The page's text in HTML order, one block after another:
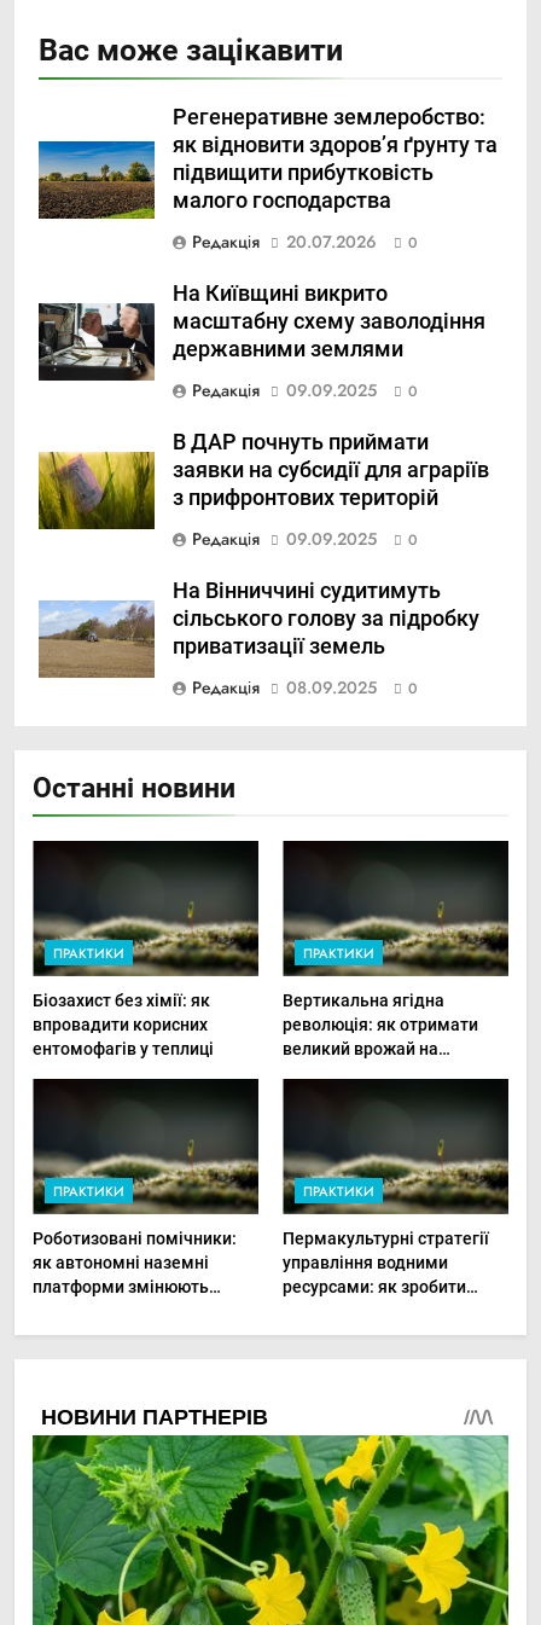
Вас може зацікавити
Регенеративне землеробство:
як відновити здоров’я ґрунту та
підвищити прибутковість
малого господарства
Редакція
20.07.2026 0
На Київщині викрито
масштабну схему заволодіння
державними землями
Редакція
09.09.2025 0
В ДАР почнуть приймати
заявки на субсидії для аграріїв
з прифронтових територій
Редакція
09.09.2025 0
На Вінниччині судитимуть
сільського голову за підробку
приватизації земель
Редакція
08.09.2025 0
Останні новини
ПРАКТИКИ
Біозахист без хімії: як
впровадити корисних
ентомофагів у теплиці
ПРАКТИКИ
Вертикальна ягідна
революція: як отримати
великий врожай на
ПРАКТИКИ
Роботизовані помічники:
як автономні наземні
платформи змінюють
овочами
ПРАКТИКИ
Пермакультурні стратегії
управління водними
ресурсами: як зробити
до посухи